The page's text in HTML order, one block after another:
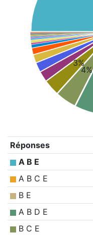
4%
3%
Réponses
A B E
A B C E
B E
A B D E
B C E